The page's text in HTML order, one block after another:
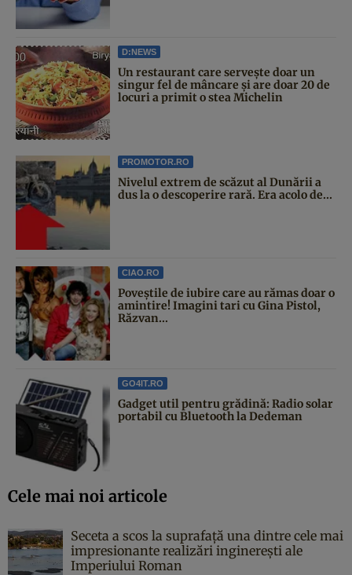
D:NEWS
Un restaurant care servește doar un
singur fel de mâncare și are doar 20 de
locuri a primit o stea Michelin
PROMOTOR.RO
Nivelul extrem de scăzut al Dunării a
dus la o descoperire rară. Era acolo de...
CIAO.RO
Poveştile de iubire care au rămas doar o
amintire! Imagini tari cu Gina Pistol,
Răzvan...
GO4IT.RO
Gadget util pentru grădină: Radio solar
portabil cu Bluetooth la Dedeman
Cele mai noi articole
Seceta a scos la suprafață una dintre cele mai
impresionante realizări inginerești ale
Imperiului Roman